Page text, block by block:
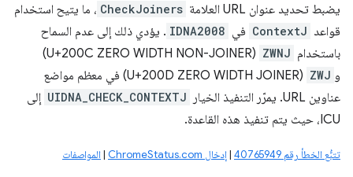
يضبط تحديد عنوان URL العلامة CheckJoiners ، ما يتيح استخدام
قواعد ContextJ في IDNA2008 . يؤدي ذلك إلى عدم السماح
باستخدام ZWNJ
(U+200C ZERO WIDTH NON-JOINER)
و ZWJ
(U+200D ZERO WIDTH JOINER) في معظم مواضع
عناوين URL. يمرّر التنفيذ الخيار
UIDNA_CHECK_CONTEXTJ إلى
ICU، حيث يتم تنفيذ هذه القاعدة.
تتبُّع الخطأ رقم 40765949 |إدخال ChromeStatus.com |المواصفات